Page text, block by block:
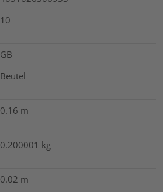
10
GB
Beutel
0.16 m
0.200001 kg
0.02 m